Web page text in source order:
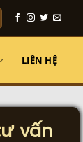
LIÊN HỆ
vấn